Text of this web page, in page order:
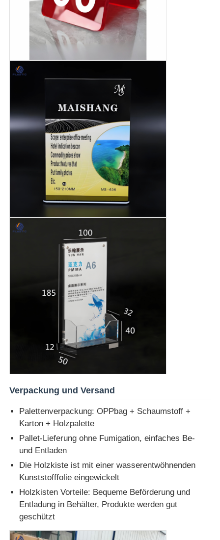
Acrylstand
Acrylfoto-Rahmen
Acrylblech geschnitten
Acrylzeichenhalter
Verpackung und Versand
Palettenverpackung: OPPbag + Schaumstoff +
Karton + Holzpalette
Pallet-Lieferung ohne Fumigation, einfaches Be-
und Entladen
Die Holzkiste ist mit einer wasserentwöhnenden
Kunststofffolie eingewickelt
Holzkisten Vorteile: Bequeme Beförderung und
Entladung in Behälter, Produkte werden gut
geschützt